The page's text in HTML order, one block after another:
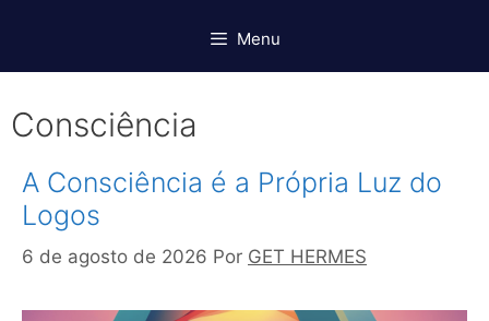
Menu
Consciência
A Consciência é a Própria Luz do
Logos
6 de agosto de 2026 Por GET HERMES